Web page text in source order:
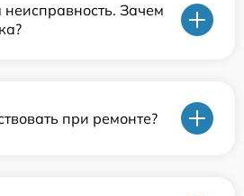
Зачем
при ремонте?